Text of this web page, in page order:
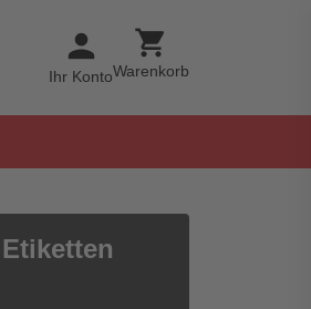
person
Ihr Konto
shopping_cart
Warenkorb